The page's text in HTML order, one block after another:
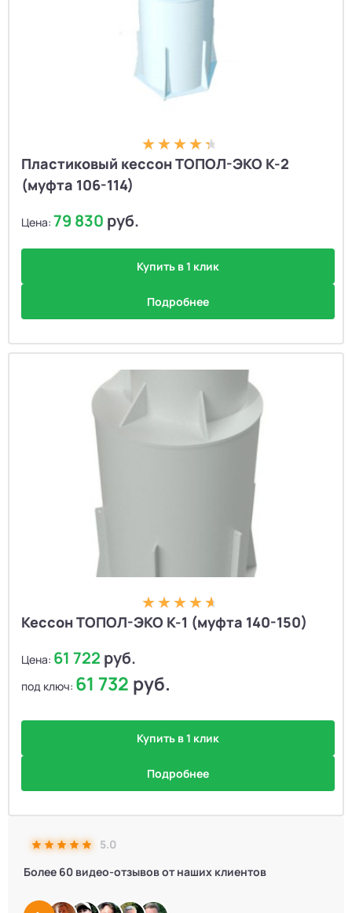
5.0
Более 60 видео-отзывов от наших клиентов
Пластиковый кессон ТОПОЛ-ЭКО К-2
(муфта 106-114)
Цена: 79 830 руб.
Купить в 1 клик
Подробнее
Кессон ТОПОЛ-ЭКО К-1 (муфта 140-150)
Цена: 61 722 руб.
под ключ: 61 732 руб.
Купить в 1 клик
Подробнее